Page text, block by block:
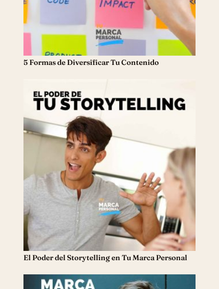
5 Formas de Diversificar Tu Contenido
El Poder del Storytelling en Tu Marca Personal